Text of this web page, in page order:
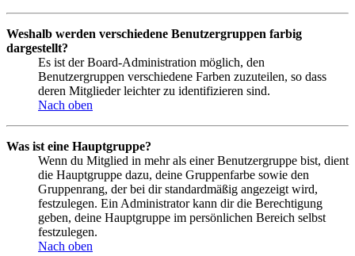
Weshalb werden verschiedene Benutzergruppen farbig
dargestellt?
Es ist der Board-Administration möglich, den
Benutzergruppen verschiedene Farben zuzuteilen, so dass
deren Mitglieder leichter zu identifizieren sind.
Nach oben
Was ist eine Hauptgruppe?
Wenn du Mitglied in mehr als einer Benutzergruppe bist, dient
die Hauptgruppe dazu, deine Gruppenfarbe sowie den
Gruppenrang, der bei dir standardmäßig angezeigt wird,
festzulegen. Ein Administrator kann dir die Berechtigung
geben, deine Hauptgruppe im persönlichen Bereich selbst
festzulegen.
Nach oben